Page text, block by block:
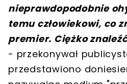
nieprawdopodobnie
temu człowiekowi, co
premier. Ciężko
- przekonywał
przedstawiono